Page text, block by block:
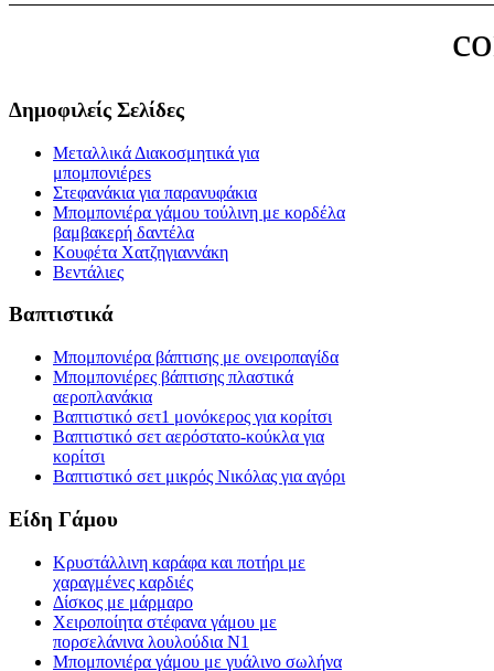
Δημοφιλείς Σελίδες
Μεταλλικά Διακοσμητικά για
μπομπονιέρεs
Στεφανάκια για παρανυφάκια
Μπομπονιέρα γάμου τούλινη με κορδέλα
βαμβακερή δαντέλα
Κουφέτα Χατζηγιαννάκη
Βεντάλιες
Βαπτιστικά
Μπομπονιέρα βάπτισης με ονειροπαγίδα
Μπομπονιέρες βάπτισης πλαστικά
αεροπλανάκια
Βαπτιστικό σετ1 μονόκερος για κορίτσι
Βαπτιστικό σετ αερόστατο-κούκλα για
κορίτσι
Βαπτιστικό σετ μικρός Νικόλας για αγόρι
Είδη Γάμου
Κρυστάλλινη καράφα και ποτήρι με
χαραγμένες καρδιές
Δίσκος με μάρμαρο
Χειροποίητα στέφανα γάμου με
πορσελάνινα λουλούδια Ν1
Μπομπονιέρα γάμου με γυάλινο σωλήνα